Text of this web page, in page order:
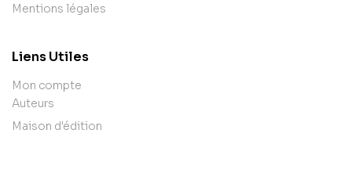
Mentions légales
Liens Utiles
Mon compte
Auteurs
Maison d'édition